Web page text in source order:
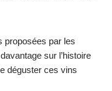
proposées par les
sur l’histoire
déguster ces vins